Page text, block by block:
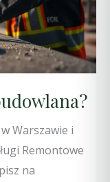
Warszawie i
Remontowe
na